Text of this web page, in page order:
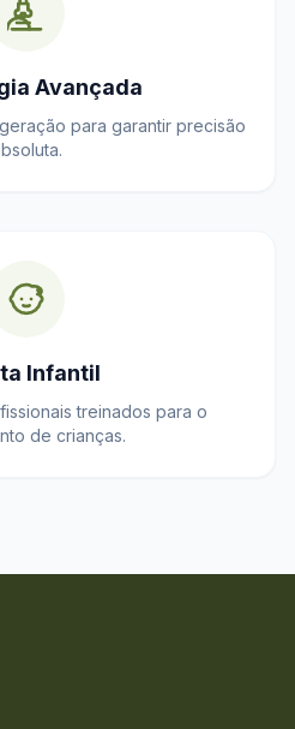
Avançada
para garantir precisão
Infantil
treinados para o
de crianças.